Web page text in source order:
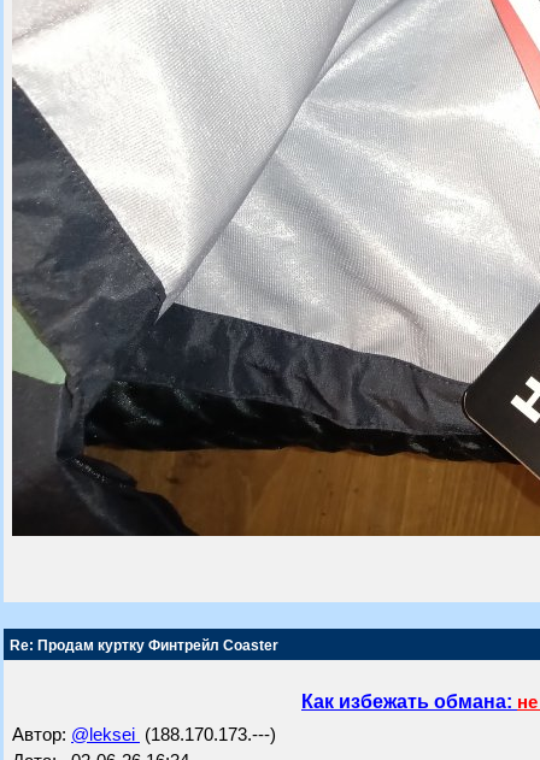
Re: Продам куртку Финтрейл Coaster
Как избежать обмана:
Автор: @leksei (188.170.173.---)